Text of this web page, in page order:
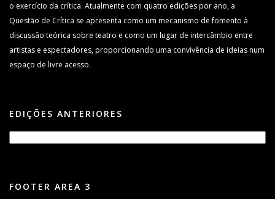
o exercício da crítica. Atualmente com quatro edições por ano, a
Questão de Crítica se apresenta como um mecanismo de fomento à
discussão teórica sobre teatro e como um lugar de intercâmbio entre
artistas e espectadores, proporcionando uma convivência de ideias num
espaço de livre acesso.
EDIÇÕES ANTERIORES
FOOTER AREA 3